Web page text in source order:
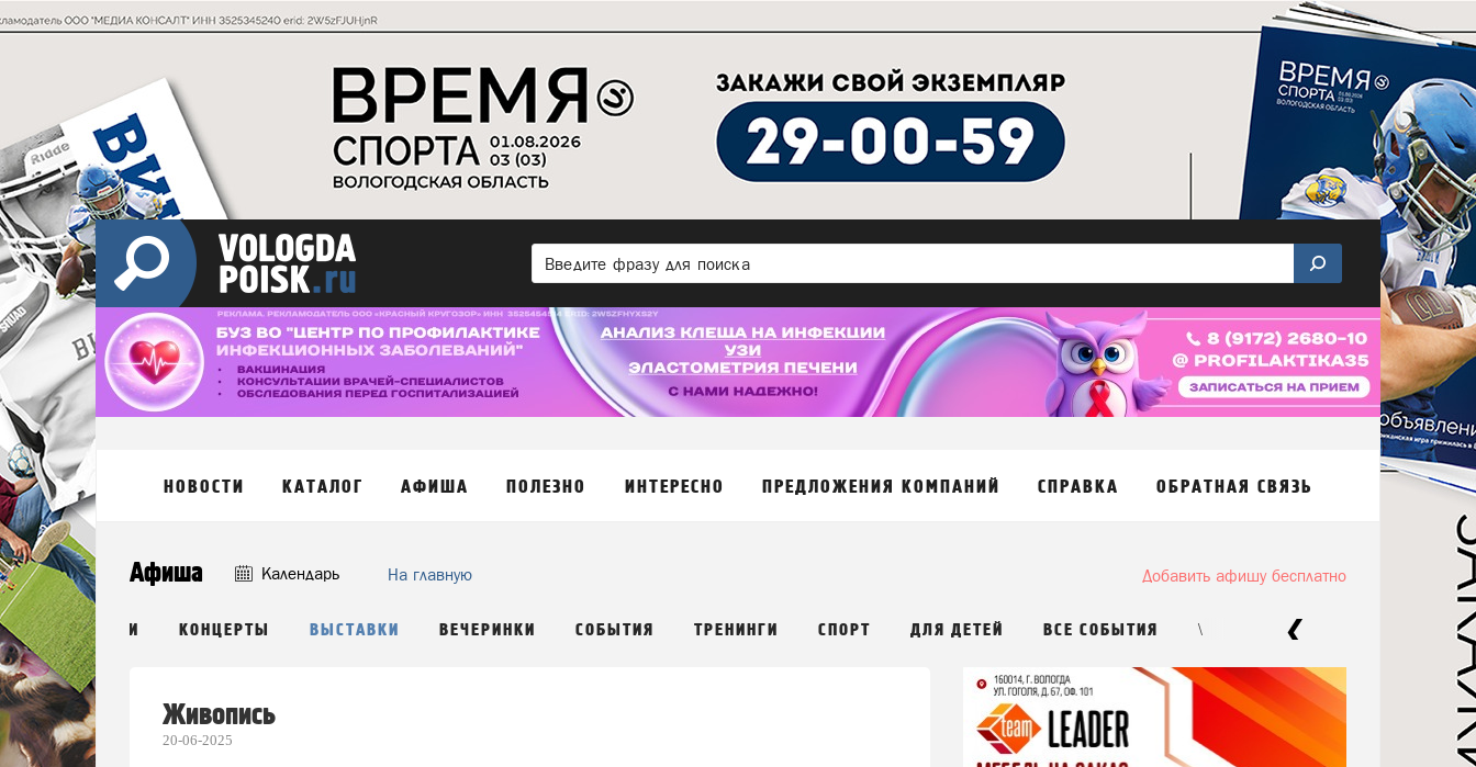
НОВОСТИ КАТАЛОГ АФИША ПОЛЕЗНО ИНТЕРЕСНО ПРЕДЛОЖЕНИЯ КОМПАНИЙ СПРАВКА ОБРАТНАЯ СВЯЗЬ
Афиша Календарь На главную Добавить афишу бесплатно
СПЕКТАКЛИ КОНЦЕРТЫ ВЫСТАВКИ ВЕЧЕРИНКИ СОБЫТИЯ ТРЕНИНГИ СПОРТ ДЛЯ ДЕТЕЙ ВСЕ СОБЫТИЯ \
Живопись
20-06-2025